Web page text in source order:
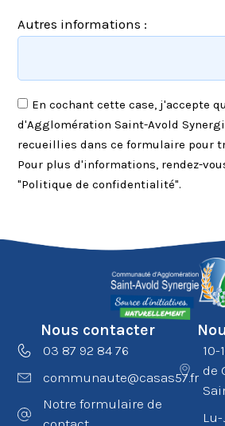
Autres informations :
En cochant cette case, j'accepte
d'Agglomération Saint-Avold
recueillies dans ce formulaire pour
Pour plus d'informations, rendez-
"Politique de confidentialité".
Nous contacter
03 87 92 84 76
communaute@casas57.fr
Notre formulaire de
10-
de